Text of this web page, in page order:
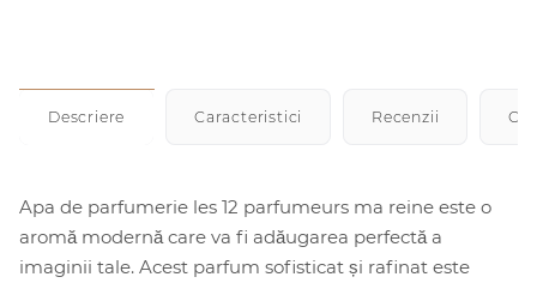
Descriere Caracteristici Recenzii
Apa de parfumerie les 12 parfumeurs ma reine este o
aromă modernă care va fi adăugarea perfectă a
imaginii tale. Acest parfum sofisticat și rafinat este